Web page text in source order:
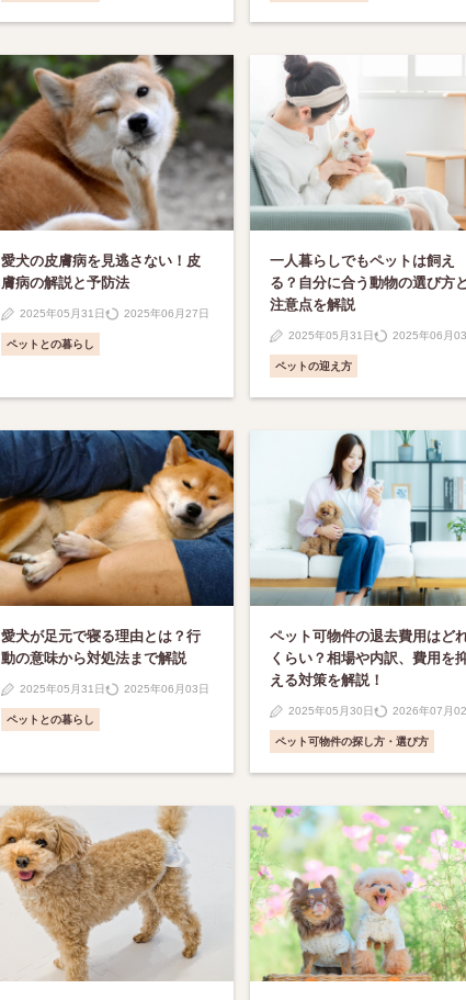
愛犬の皮膚病を見逃さない！皮
膚病の解説と予防法
2025年05月31日 2025年06月27日
ペットとの暮らし
一人暮らしでもペットは飼え
る？自分に合う動物の選び方と
注意点を解説
2025年05月31日 2025年06月03
ペットの迎え方
愛犬が足元で寝る理由とは？行
動の意味から対処法まで解説
2025年05月31日 2025年06月03日
ペットとの暮らし
ペット可物件の退去費用はど
くらい？相場や内訳、費用を
える対策を解説！
2025年05月30日 2026年07月02
ペット可物件の探し方・選び方